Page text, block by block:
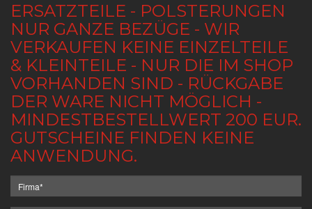
ERSATZTEILE - POLSTERUNGEN
NUR GANZE BEZÜGE - WIR
VERKAUFEN KEINE EINZELTEILE
& KLEINTEILE - NUR DIE IM SHOP
VORHANDEN SIND - RÜCKGABE
DER WARE NICHT MÖGLICH -
MINDESTBESTELLWERT 200 EUR.
GUTSCHEINE FINDEN KEINE
ANWENDUNG.